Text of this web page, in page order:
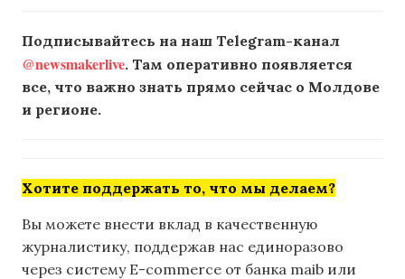
Подписывайтесь на наш Telegram-канал
@newsmakerlive. Там оперативно появляется
все, что важно знать прямо сейчас о Молдове
и регионе.
Хотите поддержать то, что мы делаем?
Вы можете внести вклад в качественную
журналистику, поддержав нас единоразово
через систему E-commerce от банка maib или